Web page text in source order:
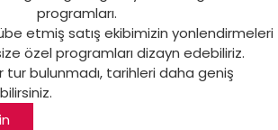
programları.
etmiş satış ekibimizin yonlendirmeleri
özel programları dizayn edebiliriz.
tur bulunmadı, tarihleri daha geniş